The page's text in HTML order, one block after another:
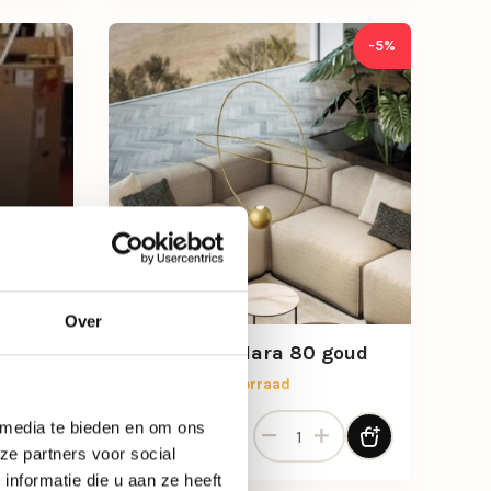
Over
te bieden en om ons
partners voor social
die u aan ze heeft
-5%
Hanglamp Elara 80 goud
Beperkt op voorraad
1.172,-
Oorspronkelijke prijs was: 1.172,-.
1.113,-
Huidige prijs is: 1.113,-.
Hanglamp Elara 80 goud